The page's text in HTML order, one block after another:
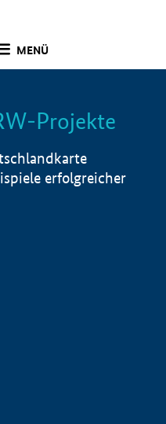
MENÜ
Info
Projekte
erfolgreicher